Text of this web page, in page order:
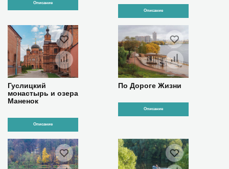
Описание
Описание
Гуслицкий
монастырь и озера
Маненок
Описание
По Дороге Жизни
Описание